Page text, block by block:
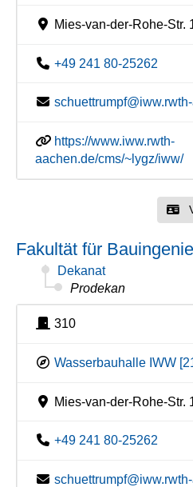
Mies-van-der-Rohe-Str.
+49 241 80-25262
https://www.iww.rwth-
aachen.de/cms/~lygz/iww/
Fakultät für
Dekanat
Prodekan
310
Wasserbauhalle IWW
Mies-van-der-Rohe-Str.
+49 241 80-25262